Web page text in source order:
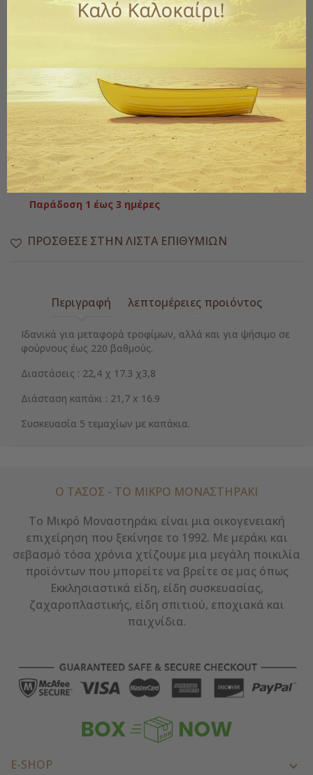
φούρνους έως 220 βαθμούς.
Διαστάσεις : 22,4 χ 17.3 χ3,8
Συσκευασία 5 τεμαχίων με καπάκια.
Ποσότητα
ΑΓΟΡΆ
Διαθέσιμο
Παράδοση 1 έως 3 ημέρες
ΠΡΌΣΘΕΣΕ ΣΤΗΝ ΛΊΣΤΑ ΕΠΙΘΥΜΙΏΝ
Περιγραφή λεπτομέρειες προιόντος
Ιδανικά για μεταφορά τροφίμων, αλλά και για ψήσιμο σε
φούρνους έως 220 βαθμούς.
Διαστάσεις : 22,4 χ 17.3 χ3,8
Διάσταση καπάκι : 21,7 x 16.9
Συσκευασία 5 τεμαχίων με καπάκια.
Ο ΤΑΣΟΣ - ΤΟ ΜΙΚΡΌ ΜΟΝΑΣΤΗΡΆΚΙ
Το Μικρό Μοναστηράκι είναι μια οικογενειακή
επιχείρηση που ξεκίνησε το 1992. Με μεράκι και
σεβασμό τόσα χρόνια χτίζουμε μια μεγάλη ποικιλία
προϊόντων που μπορείτε να βρείτε σε μας όπως
Εκκλησιαστικά είδη, είδη συσκευασίας,
ζαχαροπλαστικής, είδη σπιτιού, εποχιακά και
παιχνίδια.
E-SHOP 